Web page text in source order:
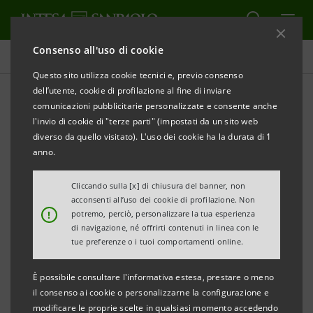
Consenso all'uso di cookie
Questo sito utilizza cookie tecnici e, previo consenso
dell’utente, cookie di profilazione al fine di inviare
comunicazioni pubblicitarie personalizzate e consente anche
l'invio di cookie di "terze parti" (impostati da un sito web
diverso da quello visitato). L'uso dei cookie ha la durata di 1
anno.
!
Cliccando sulla [x] di chiusura del banner, non
acconsenti all’uso dei cookie di profilazione. Non
potremo, perciò, personalizzare la tua esperienza
di navigazione, né offrirti contenuti in linea con le
tue preferenze o i tuoi comportamenti online.
È possibile consultare l'informativa estesa, prestare o meno
il consenso ai cookie o personalizzarne la configurazione e
modificare le proprie scelte in qualsiasi momento accedendo
Comunicati stampa
STAMPA AGGIORNA
COMUNICATO STAMPA
INTESA SANPAOLO: CONMOTORE ITALIA DIGITALE
MILIARDI DI EURO PER ACCELERARE LA
DIGITALIZZAZIONE DELLE PMI
Con il nuovoD-Loansi amplia la gamma di
soluzioni di finanziamento nell’ambito del